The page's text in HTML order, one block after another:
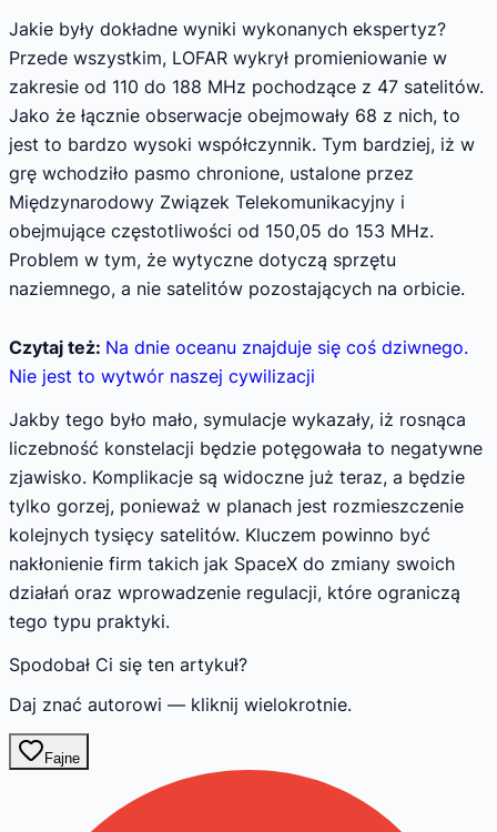
Jakie były dokładne wyniki wykonanych ekspertyz?
Przede wszystkim, LOFAR wykrył promieniowanie w
zakresie od 110 do 188 MHz pochodzące z 47 satelitów.
Jako że łącznie obserwacje obejmowały 68 z nich, to
jest to bardzo wysoki współczynnik. Tym bardziej, iż w
grę wchodziło pasmo chronione, ustalone przez
Międzynarodowy Związek Telekomunikacyjny i
obejmujące częstotliwości od 150,05 do 153 MHz.
Problem w tym, że wytyczne dotyczą sprzętu
naziemnego, a nie satelitów pozostających na orbicie.
Czytaj też: Na dnie oceanu znajduje się coś dziwnego.
Nie jest to wytwór naszej cywilizacji
Jakby tego było mało, symulacje wykazały, iż rosnąca
liczebność konstelacji będzie potęgowała to negatywne
zjawisko. Komplikacje są widoczne już teraz, a będzie
tylko gorzej, ponieważ w planach jest rozmieszczenie
kolejnych tysięcy satelitów. Kluczem powinno być
nakłonienie firm takich jak SpaceX do zmiany swoich
działań oraz wprowadzenie regulacji, które ograniczą
tego typu praktyki.
Spodobał Ci się ten artykuł?
Daj znać autorowi — kliknij wielokrotnie.
Fajne